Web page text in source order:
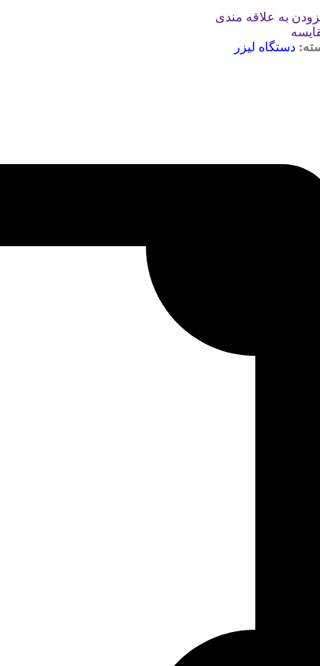
به علاقه مندی
دستگاه لیزر